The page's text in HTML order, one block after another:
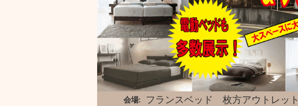
会場 フランスベッド 枚方アウトレット